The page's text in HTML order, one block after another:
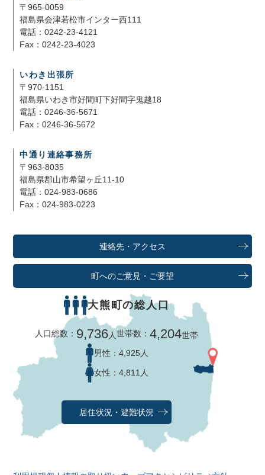
〒965-0059
福島県会津若松市インター西111
電話：0242-23-4121
Fax：0242-23-4023
いわき出張所
〒970-1151
福島県いわき市好間町下好間字鬼越18
電話：0246-36-5671
Fax：0246-36-5672
中通り連絡事務所
〒963-8035
福島県郡山市希望ヶ丘11-10
電話：024-983-0686
Fax：024-983-0223
連絡先・アクセス
町へのご意見・ご要望
大熊町の総人口
人口総数： 9,736人世帯数：4,204世帯
男性： 4,925人
女性： 4,811人
居住状況・避難状況